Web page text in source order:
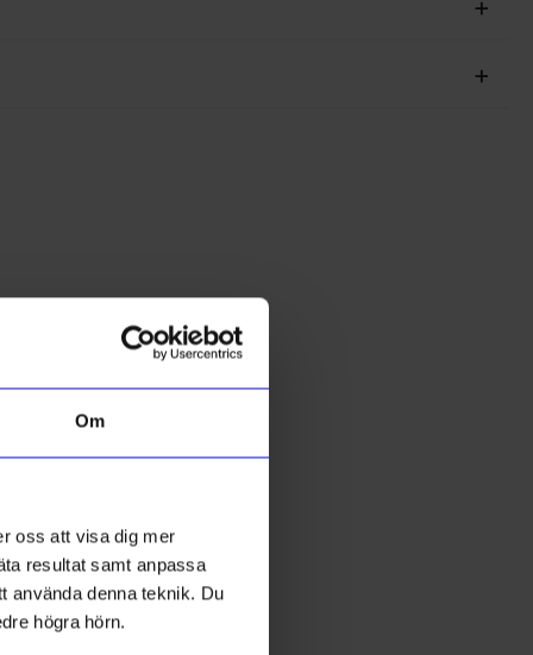
Om
oss att visa dig mer
resultat samt anpassa
använda denna teknik. Du
högra hörn.
49kr
I lager